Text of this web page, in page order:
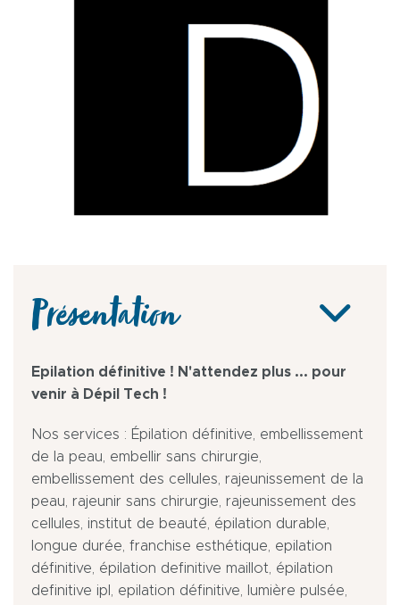
Présentation
Epilation définitive ! N'attendez plus ... pour
venir à Dépil Tech !
Nos services : Épilation définitive, embellissement
de la peau, embellir sans chirurgie,
embellissement des cellules, rajeunissement de la
peau, rajeunir sans chirurgie, rajeunissement des
cellules, institut de beauté, épilation durable,
longue durée, franchise esthétique, epilation
définitive, épilation definitive maillot, épilation
definitive ipl, epilation définitive, lumière pulsée,